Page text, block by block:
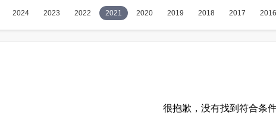
2024 2023 2022 2021 2020 2019 2018 2017 2016
很抱歉，没有找到符合条